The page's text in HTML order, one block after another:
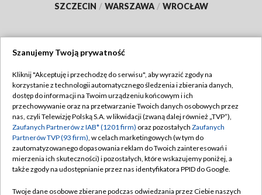
SZCZECIN / WARSZAWA / WROCŁAW
TVP
Abonament TVP
Emisja w TVP
Centrum informacji TVP
Naziemna Telewizja Cyfrowa
Regulamin TVP
Polityka prywatności
Moje zgody
Pomoc
Szanujemy Twoją prywatność
Kliknij "Akceptuję i przechodzę do serwisu", aby wyrazić zgody na
korzystanie z technologii automatycznego śledzenia i zbierania danych,
dostęp do informacji na Twoim urządzeniu końcowym i ich
przechowywanie oraz na przetwarzanie Twoich danych osobowych przez
nas, czyli Telewizję Polską S.A. w likwidacji (zwaną dalej również „TVP”),
Zaufanych Partnerów z IAB* (1201 firm) oraz pozostałych Zaufanych
Partnerów TVP (93 firm), w celach marketingowych (w tym do
zautomatyzowanego dopasowania reklam do Twoich zainteresowań i
mierzenia ich skuteczności) i pozostałych, które wskazujemy poniżej, a
także zgody na udostępnianie przez nas identyfikatora PPID do Google.
Twoje dane osobowe zbierane podczas odwiedzania przez Ciebie naszych